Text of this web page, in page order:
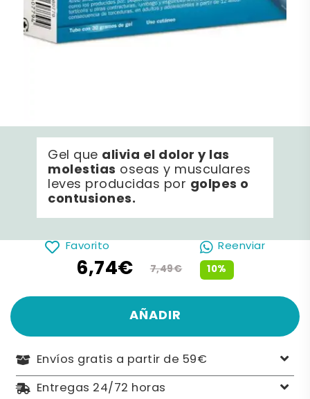
Gel que alivia el dolor y las
molestias oseas y musculares
leves producidas por golpes o
contusiones.
Favorito Reenviar
10%
6,74€ 7,49€
AÑADIR
Envíos gratis a partir de 59€
Entregas 24/72 horas